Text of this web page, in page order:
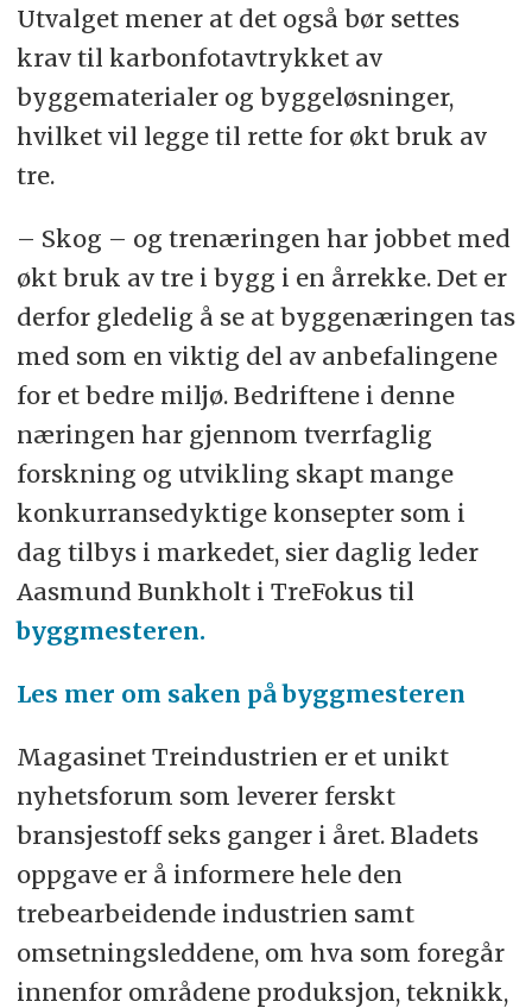
Utvalget mener at det også bør settes
krav til karbonfotavtrykket av
byggematerialer og byggeløsninger,
hvilket vil legge til rette for økt bruk av
tre.
– Skog – og trenæringen har jobbet med
økt bruk av tre i bygg i en årrekke. Det er
derfor gledelig å se at byggenæringen tas
med som en viktig del av anbefalingene
for et bedre miljø. Bedriftene i denne
næringen har gjennom tverrfaglig
forskning og utvikling skapt mange
konkurransedyktige konsepter som i
dag tilbys i markedet, sier daglig leder
Aasmund Bunkholt i TreFokus til
byggmesteren.
Les mer om saken på byggmesteren
Magasinet Treindustrien er et unikt
nyhetsforum som leverer ferskt
bransjestoff seks ganger i året. Bladets
oppgave er å informere hele den
trebearbeidende industrien samt
omsetningsleddene, om hva som foregår
innenfor områdene produksjon, teknikk,